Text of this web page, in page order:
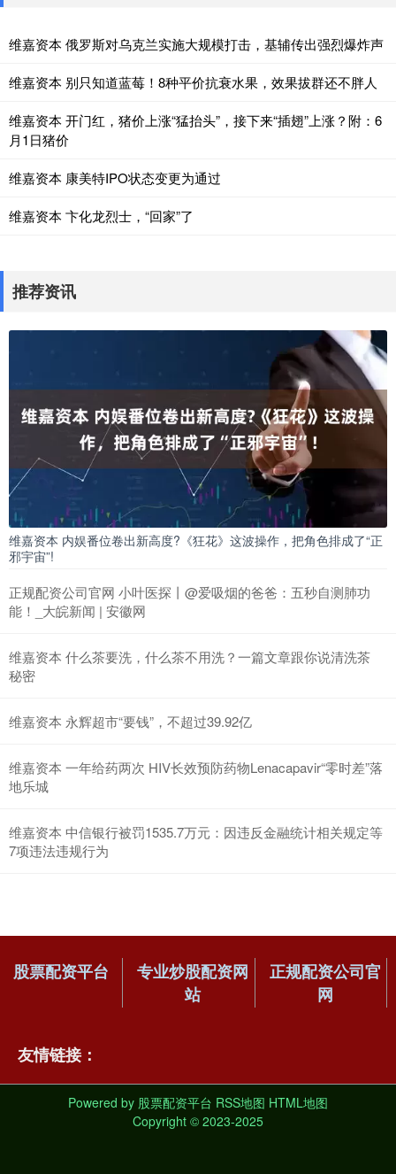
维嘉资本 俄罗斯对乌克兰实施大规模打击，基辅传出强烈爆炸声
维嘉资本 别只知道蓝莓！8种平价抗衰水果，效果拔群还不胖人
维嘉资本 开门红，猪价上涨“猛抬头”，接下来“插翅”上涨？附：6
月1日猪价
维嘉资本 康美特IPO状态变更为通过
维嘉资本 卞化龙烈士，“回家”了
推荐资讯
维嘉资本 内娱番位卷出新高度?《狂花》这波操作，把角色排成了“正
邪宇宙”!
正规配资公司官网 小叶医探丨@爱吸烟的爸爸：五秒自测肺功
能！_大皖新闻 | 安徽网
维嘉资本 什么茶要洗，什么茶不用洗？一篇文章跟你说清洗茶
秘密
维嘉资本 永辉超市“要钱”，不超过39.92亿
维嘉资本 一年给药两次 HIV长效预防药物Lenacapavir“零时差”落
地乐城
维嘉资本 中信银行被罚1535.7万元：因违反金融统计相关规定等
7项违法违规行为
股票配资平台
专业炒股配资网
站
正规配资公司官
网
友情链接：
Powered by 股票配资平台 RSS地图 HTML地图
Copyright © 2023-2025